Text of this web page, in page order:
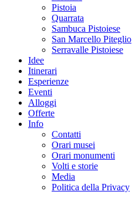
Pistoia
Quarrata
Sambuca Pistoiese
San Marcello Piteglio
Serravalle Pistoiese
Idee
Itinerari
Esperienze
Eventi
Alloggi
Offerte
Info
Contatti
Orari musei
Orari monumenti
Volti e storie
Media
Politica della Privacy